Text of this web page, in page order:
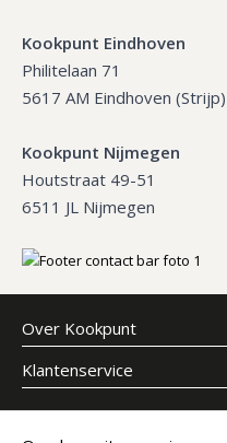
Kookpunt Eindhoven
Philitelaan 71
5617 AM Eindhoven (Strijp)
Kookpunt Nijmegen
Houtstraat 49-51
6511 JL Nijmegen
Over Kookpunt
Klantenservice